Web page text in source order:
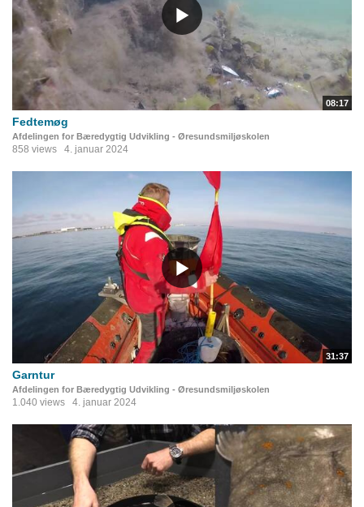
08:17
Fedtemøg
Afdelingen for Bæredygtig Udvikling - Øresundsmiljøskolen
858 views 4. januar 2024
31:37
Garntur
Afdelingen for Bæredygtig Udvikling - Øresundsmiljøskolen
1.040 views 4. januar 2024